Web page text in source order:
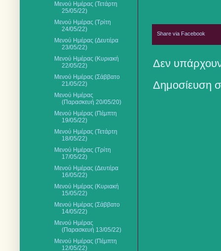
Share via Facebook
Δεν
Δημοσίευση
Μενού Ημέρας (Τετάρτη
25/05/22)
Μενού Ημέρας (Τρίτη
24/05/22)
Μενού Ημέρας (Δευτέρα
23/05/22)
Μενού Ημέρας (Κυριακή
22/05/22)
Μενού Ημέρας (Σάββατο
21/05/22)
Μενού Ημέρας
(Παρασκευή 20/05/20)
Μενού Ημέρας (Πέμπτη
19/05/22)
Μενού Ημέρας (Τετάρτη
18/05/22)
Μενού Ημέρας (Τρίτη
17/05/22)
Μενού Ημέρας (Δευτέρα
16/05/22)
Μενού Ημέρας (Κυριακή
15/05/22)
Μενού Ημέρας (Σάββατο
14/05/22)
Μενού Ημέρας
(Παρασκευή 13/05/22)
Μενού Ημέρας (Πέμπτη
12/05/22)